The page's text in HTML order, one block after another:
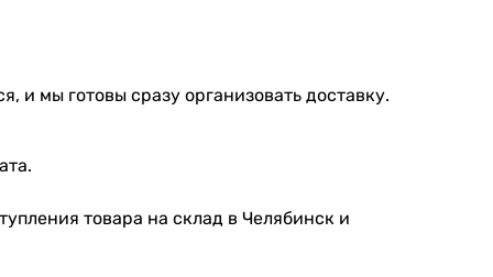
и мы готовы сразу организовать доставку.
товара на склад в Челябинск и